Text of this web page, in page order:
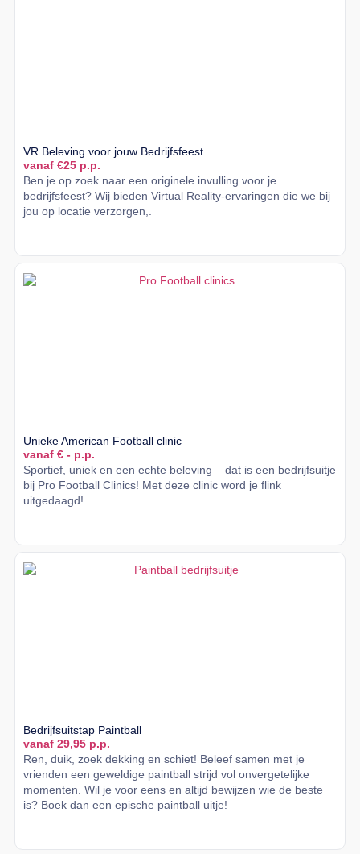
VR Beleving voor jouw Bedrijfsfeest
vanaf €25 p.p.
Ben je op zoek naar een originele invulling voor je
bedrijfsfeest? Wij bieden Virtual Reality-ervaringen die we bij
jou op locatie verzorgen,.
Unieke American Football clinic
vanaf € - p.p.
Sportief, uniek en een echte beleving – dat is een bedrijfsuitje
bij Pro Football Clinics! Met deze clinic word je flink
uitgedaagd!
Bedrijfsuitstap Paintball
vanaf 29,95 p.p.
Ren, duik, zoek dekking en schiet! Beleef samen met je
vrienden een geweldige paintball strijd vol onvergetelijke
momenten. Wil je voor eens en altijd bewijzen wie de beste
is? Boek dan een epische paintball uitje!